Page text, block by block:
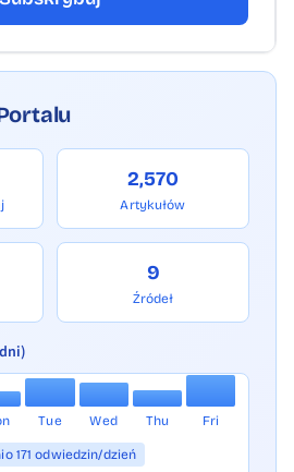
będzie można kupić
MKA, aplikację
u obsługi pociągów.
lat konsekwentnie
transportu
na kolej
dowozowe. Czerwcowe
kolejnym krokiem do
że podróż bez
biuro prasowe
2,570
Artykułów
9
Źródeł
Tue Wed Thu Fri
171 odwiedzin/dzień